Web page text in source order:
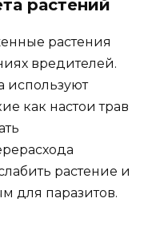
растений
растения
вредителей.
используют
как настои трав
растение и
для паразитов.